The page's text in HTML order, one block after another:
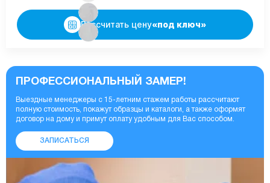
Рассчитать цену«под ключ»
ПРОФЕССИОНАЛЬНЫЙ ЗАМЕР!
Выездные менеджеры с 15-летним стажем работы рассчитают
полную стоимость, покажут образцы и каталоги, а также оформят
договор на дому и примут оплату удобным для Вас способом.
ЗАПИСАТЬСЯ